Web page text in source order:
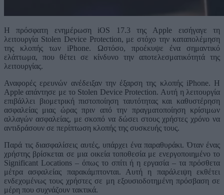
Η πρόσφατη ενημέρωση iOS 17.3 της Apple εισήγαγε τη
λειτουργία Stolen Device Protection, με στόχο την καταπολέμηση
της κλοπής των iPhone. Ωστόσο, προέκυψε ένα σημαντικό
ελάττωμα, που θέτει σε κίνδυνο την αποτελεσματικότητά της
λειτουργίας.
Αναφορές ερευνών ανέδειξαν την έξαρση της κλοπής iPhone. Η
Apple απάντησε με το Stolen Device Protection. Αυτή η λειτουργία
επιβάλλει βιομετρική πιστοποίηση ταυτότητας και καθυστέρηση
ασφαλείας μιας ώρας πριν από την πραγματοποίηση κρίσιμων
αλλαγών ασφαλείας, με σκοπό να δώσει στους χρήστες χρόνο να
αντιδράσουν σε περίπτωση κλοπής της συσκευής τους.
Παρά τις διασφαλίσεις αυτές, υπάρχει ένα παραθυράκι. Όταν ένας
χρήστης βρίσκεται σε μια οικεία τοποθεσία με ενεργοποιημένο το
Significant Locations – όπως το σπίτι ή η εργασία – τα πρόσθετα
μέτρα ασφαλείας παρακάμπτονται. Αυτή η παράλειψη εκθέτει
ενδεχομένως τους χρήστες σε μη εξουσιοδοτημένη πρόσβαση σε
μέρη που συχνάζουν τακτικά.